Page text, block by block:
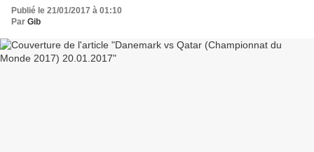
Publié le 21/01/2017 à 01:10
Par Gib